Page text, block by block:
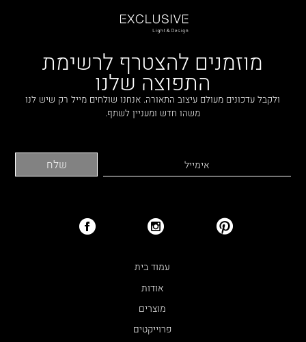
מוזמנים להצטרף לרשימת
התפוצה שלנו
ולקבל עדכונים מעולם עיצוב התאורה. אנחנו שולחים מייל רק שיש לנו
משהו חדש ומעניין לשתף.
עמוד בית
אודות
מוצרים
פרוייקטים